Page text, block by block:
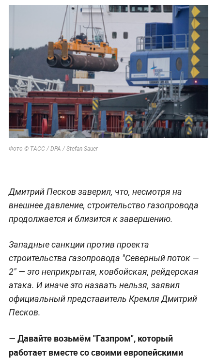
Фото © ТАСС / DPA / Stefan Sauer
Дмитрий Песков заверил, что, несмотря на
внешнее давление, строительство газопровода
продолжается и близится к завершению.
Западные санкции против проекта
строительства газопровода "Северный поток —
2" — это неприкрытая, ковбойская, рейдерская
атака. И иначе это назвать нельзя, заявил
официальный представитель Кремля Дмитрий
Песков.
— Давайте возьмём "Газпром", который
работает вместе со своими европейскими